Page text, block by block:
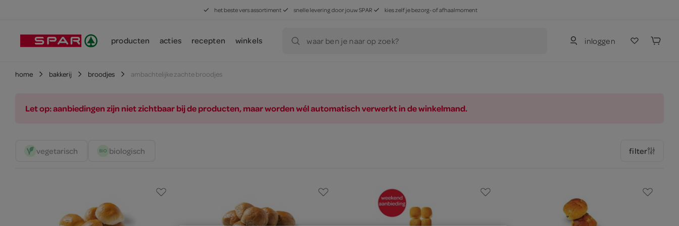
het beste vers assortiment snelle levering door jouw SPAR kies zelf je bezorg- of afhaalmoment
producten acties recepten winkels waar ben je naar op zoek? inloggen
home bakkerij broodjes ambachtelijke zachte broodjes
Let op: aanbiedingen zijn niet zichtbaar bij de producten, maar worden wél automatisch verwerkt in de winkelmand.
vegetarisch biologisch filter